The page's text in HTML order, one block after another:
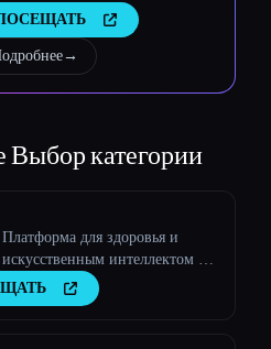
процессов и видео
→
Выбор категории
для здоровья и
интеллектом и
зрением